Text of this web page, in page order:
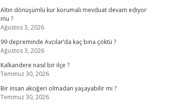
Altın dönüşümlü kur korumalı mevduat devam ediyor
mu ?
Ağustos 3, 2026
99 depreminde Avcılar’da kaç bina çöktü ?
Ağustos 3, 2026
Kalkandere nasıl bir ilçe ?
Temmuz 30, 2026
Bir insan akciğeri olmadan yaşayabilir mi ?
Temmuz 30, 2026